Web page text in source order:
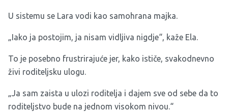
U sistemu se Lara vodi kao samohrana majka.
„Iako ja postojim, ja nisam vidljiva nigdje“, kaže Ela.
To je posebno frustrirajuće jer, kako ističe, svakodnevno
živi roditeljsku ulogu.
„Ja sam zaista u ulozi roditelja i dajem sve od sebe da to
roditeljstvo bude na jednom visokom nivou.“